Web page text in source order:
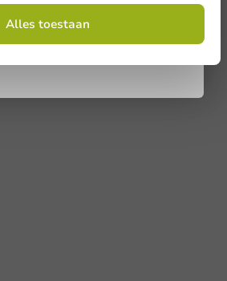
Alles toestaan
ga je akkoord met de
voorwaarden